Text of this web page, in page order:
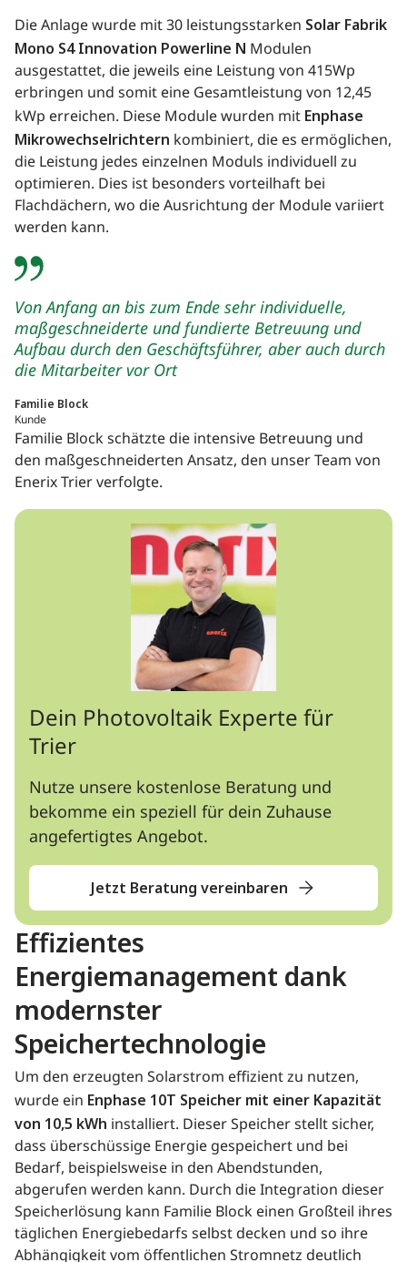
Die Anlage wurde mit 30 leistungsstarken Solar Fabrik
Mono S4 Innovation Powerline N Modulen
ausgestattet, die jeweils eine Leistung von 415Wp
erbringen und somit eine Gesamtleistung von 12,45
kWp erreichen. Diese Module wurden mit Enphase
Mikrowechselrichtern kombiniert, die es ermöglichen,
die Leistung jedes einzelnen Moduls individuell zu
optimieren. Dies ist besonders vorteilhaft bei
Flachdächern, wo die Ausrichtung der Module variiert
werden kann.
Von Anfang an bis zum Ende sehr individuelle,
maßgeschneiderte und fundierte Betreuung und
Aufbau durch den Geschäftsführer, aber auch durch
die Mitarbeiter vor Ort
Familie Block
Kunde
Familie Block schätzte die intensive Betreuung und
den maßgeschneiderten Ansatz, den unser Team von
Enerix Trier verfolgte.
Dein Photovoltaik Experte für
Trier
Nutze unsere kostenlose Beratung und
bekomme ein speziell für dein Zuhause
angefertigtes Angebot.
Jetzt Beratung vereinbaren
Effizientes
Energiemanagement dank
modernster
Speichertechnologie
Um den erzeugten Solarstrom effizient zu nutzen,
wurde ein Enphase 10T Speicher mit einer Kapazität
von 10,5 kWh installiert. Dieser Speicher stellt sicher,
dass überschüssige Energie gespeichert und bei
Bedarf, beispielsweise in den Abendstunden,
abgerufen werden kann. Durch die Integration dieser
Speicherlösung kann Familie Block einen Großteil ihres
täglichen Energiebedarfs selbst decken und so ihre
Abhängigkeit vom öffentlichen Stromnetz deutlich